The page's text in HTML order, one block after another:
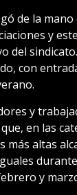
de la
y
del
con
y
en las
más altas
y